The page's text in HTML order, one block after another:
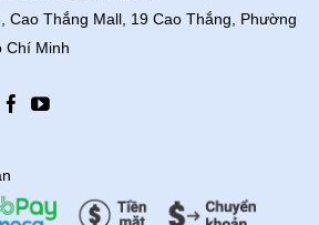
Thắng Mall, 19 Cao Thắng, Phường
Chí Minh